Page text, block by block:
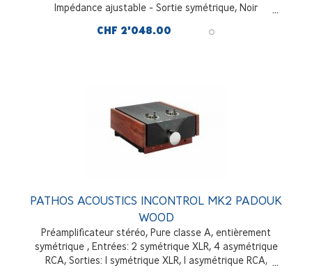
Impédance ajustable - Sortie symétrique, Noir
CHF 2'048.00
PATHOS ACOUSTICS INCONTROL MK2 PADOUK
WOOD
Préamplificateur stéréo, Pure classe A, entièrement
symétrique , Entrées: 2 symétrique XLR, 4 asymétrique
RCA, Sorties: 1 symétrique XLR, 1 asymétrique RCA,